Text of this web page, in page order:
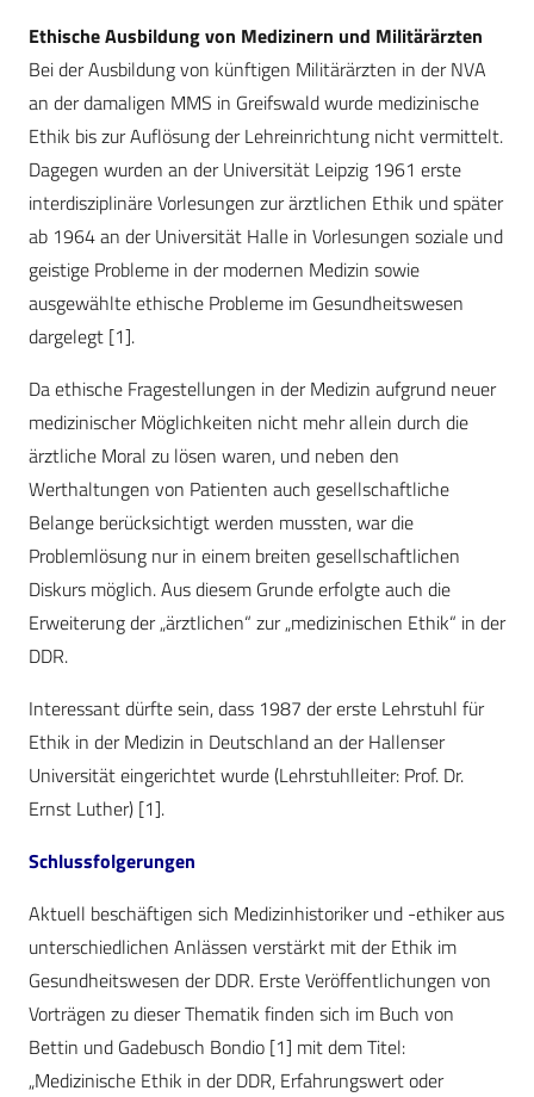
Ethische Ausbildung von Medizinern und Militärärzten
Bei der Ausbildung von künftigen Militärärzten in der NVA
an der damaligen MMS in Greifswald wurde medizinische
Ethik bis zur Auflösung der Lehreinrichtung nicht vermittelt.
Dagegen wurden an der Universität Leipzig 1961 erste
interdisziplinäre Vorlesungen zur ärztlichen Ethik und später
ab 1964 an der Universität Halle in Vorlesungen soziale und
geistige Probleme in der modernen Medizin sowie
ausgewählte ethische Probleme im Gesundheitswesen
dargelegt [1].
Da ethische Fragestellungen in der Medizin aufgrund neuer
medizinischer Möglichkeiten nicht mehr allein durch die
ärztliche Moral zu lösen waren, und neben den
Werthaltungen von Patienten auch gesellschaftliche
Belange berücksichtigt werden mussten, war die
Problemlösung nur in einem breiten gesellschaftlichen
Diskurs möglich. Aus diesem Grunde erfolgte auch die
Erweiterung der „ärztlichen“ zur „medizinischen Ethik“ in der
DDR.
Interessant dürfte sein, dass 1987 der erste Lehrstuhl für
Ethik in der Medizin in Deutschland an der Hallenser
Universität eingerichtet wurde (Lehrstuhlleiter: Prof. Dr.
Ernst Luther) [1].
Schlussfolgerungen
Aktuell beschäftigen sich Medizinhistoriker und -ethiker aus
unterschiedlichen Anlässen verstärkt mit der Ethik im
Gesundheitswesen der DDR. Erste Veröffentlichungen von
Vorträgen zu dieser Thematik finden sich im Buch von
Bettin und Gadebusch Bondio [1] mit dem Titel:
„Medizinische Ethik in der DDR, Erfahrungswert oder